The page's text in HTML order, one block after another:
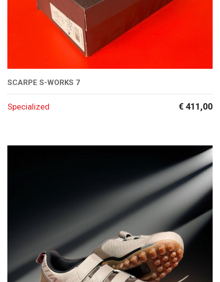
SCARPE S-WORKS 7
Specialized € 411,00